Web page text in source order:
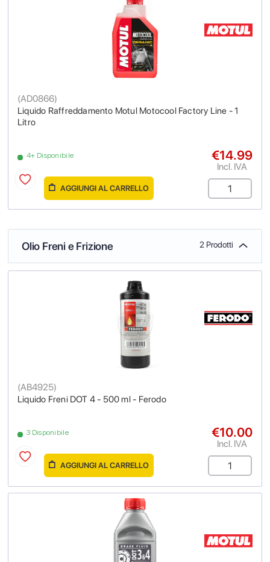
Liquido Raffreddamento Motul Motocool Factory Line - 1
Litro
(AD0866)
4+ Disponibile €14.99
Incl. IVA
AGGIUNGI AL CARRELLO
Olio Freni e Frizione 2 Prodotti
Liquido Freni DOT 4 - 500 ml - Ferodo
(AB4925)
3 Disponibile €10.00
Incl. IVA
AGGIUNGI AL CARRELLO